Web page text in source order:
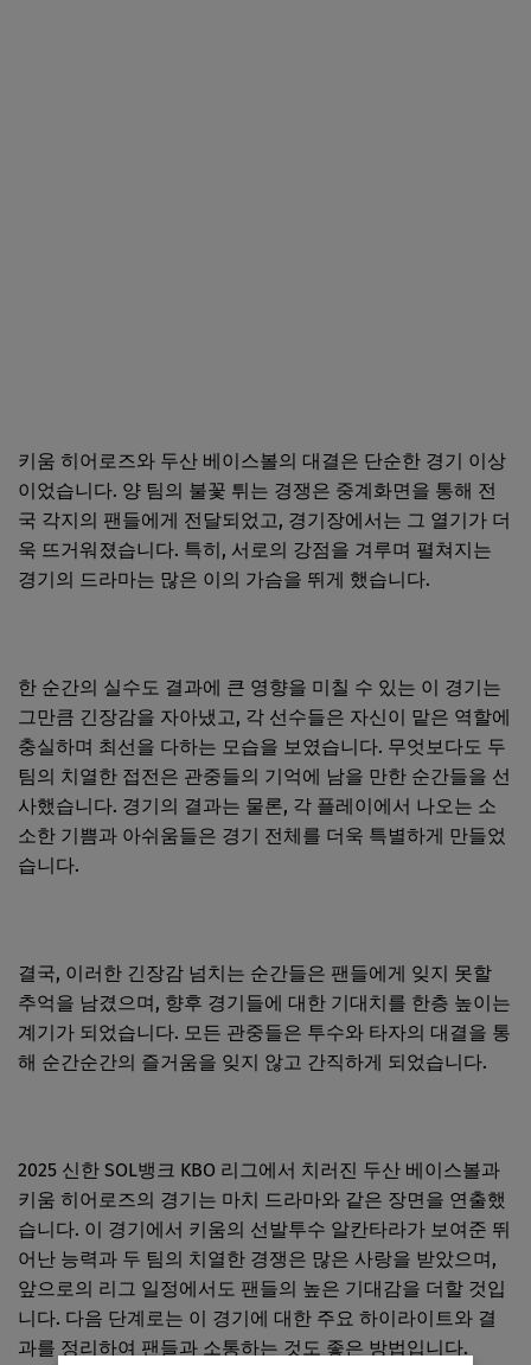
키움 히어로즈와 두산 베이스볼의 대결은 단순한 경기 이상
이었습니다. 양 팀의 불꽃 튀는 경쟁은 중계화면을 통해 전
국 각지의 팬들에게 전달되었고, 경기장에서는 그 열기가 더
욱 뜨거워졌습니다. 특히, 서로의 강점을 겨루며 펼쳐지는
경기의 드라마는 많은 이의 가슴을 뛰게 했습니다.
한 순간의 실수도 결과에 큰 영향을 미칠 수 있는 이 경기는
그만큼 긴장감을 자아냈고, 각 선수들은 자신이 맡은 역할에
충실하며 최선을 다하는 모습을 보였습니다. 무엇보다도 두
팀의 치열한 접전은 관중들의 기억에 남을 만한 순간들을 선
사했습니다. 경기의 결과는 물론, 각 플레이에서 나오는 소
소한 기쁨과 아쉬움들은 경기 전체를 더욱 특별하게 만들었
습니다.
결국, 이러한 긴장감 넘치는 순간들은 팬들에게 잊지 못할
추억을 남겼으며, 향후 경기들에 대한 기대치를 한층 높이는
계기가 되었습니다. 모든 관중들은 투수와 타자의 대결을 통
해 순간순간의 즐거움을 잊지 않고 간직하게 되었습니다.
2025 신한 SOL뱅크 KBO 리그에서 치러진 두산 베이스볼과
키움 히어로즈의 경기는 마치 드라마와 같은 장면을 연출했
습니다. 이 경기에서 키움의 선발투수 알칸타라가 보여준 뛰
어난 능력과 두 팀의 치열한 경쟁은 많은 사랑을 받았으며,
앞으로의 리그 일정에서도 팬들의 높은 기대감을 더할 것입
니다. 다음 단계로는 이 경기에 대한 주요 하이라이트와 결
과를 정리하여 팬들과 소통하는 것도 좋은 방법입니다.